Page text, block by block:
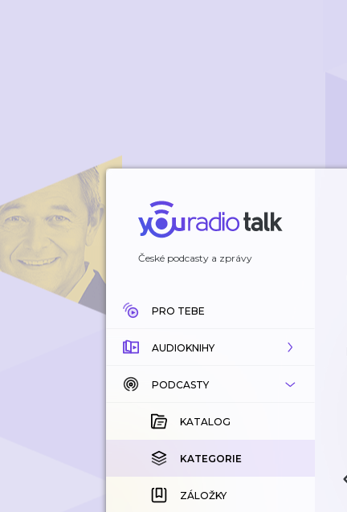
České podcasty a zprávy
PRO TEBE
AUDIOKNIHY
KATALOG
KOUPENÉ
KATEGORIE
ZÁLOŽKY
PODCASTY
KATALOG
KATEGORIE
ZÁLOŽKY